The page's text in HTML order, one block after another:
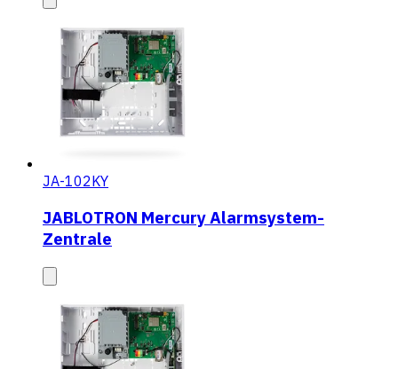
JA-102KY
JABLOTRON Mercury Alarmsystem-
Zentrale